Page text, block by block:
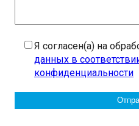
Я согласен(а) на
данных в
конфиденциальности